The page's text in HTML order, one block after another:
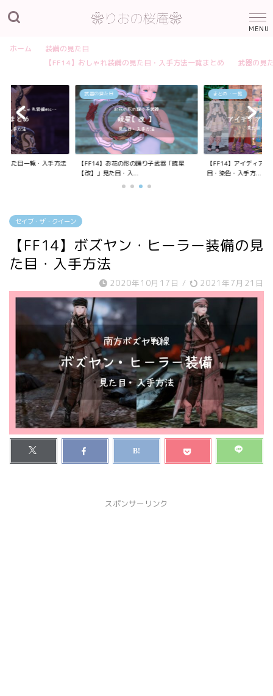
ホーム
装備の見た目
【FF14】おしゃれ装備の見た目・入手方法一覧まとめ
武器の見
見た目一覧・入手方法
武器の見た目
【FF14】お花の形の踊り子武器「暁星
【改】」見た目・入...
まとめ・一覧
【FF14】アイディア
目・染色・入手方...
セイブ・ザ・クイーン
【FF14】ボズヤン・ヒーラー装備の見
た目・入手方法
2020年10月17日 / 2021年7月21日
スポンサーリンク